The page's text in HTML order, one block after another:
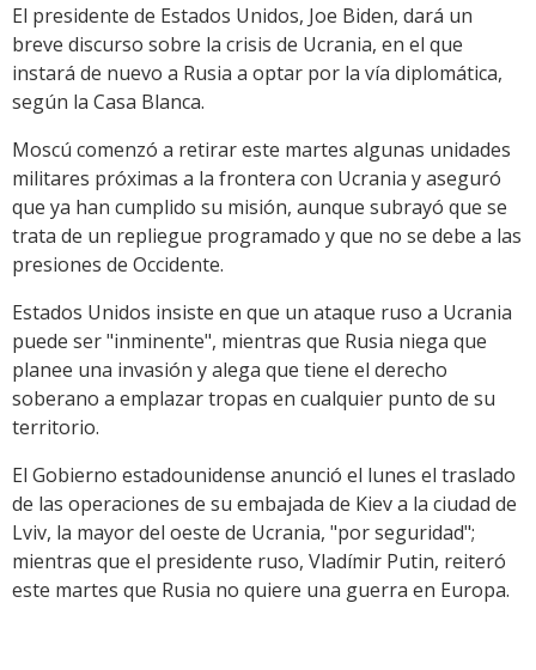
El presidente de Estados Unidos, Joe Biden, dará un
breve discurso sobre la crisis de Ucrania, en el que
instará de nuevo a Rusia a optar por la vía diplomática,
según la Casa Blanca.
Moscú comenzó a retirar este martes algunas unidades
militares próximas a la frontera con Ucrania y aseguró
que ya han cumplido su misión, aunque subrayó que se
trata de un repliegue programado y que no se debe a las
presiones de Occidente.
Estados Unidos insiste en que un ataque ruso a Ucrania
puede ser "inminente", mientras que Rusia niega que
planee una invasión y alega que tiene el derecho
soberano a emplazar tropas en cualquier punto de su
territorio.
El Gobierno estadounidense anunció el lunes el traslado
de las operaciones de su embajada de Kiev a la ciudad de
Lviv, la mayor del oeste de Ucrania, "por seguridad";
mientras que el presidente ruso, Vladímir Putin, reiteró
este martes que Rusia no quiere una guerra en Europa.